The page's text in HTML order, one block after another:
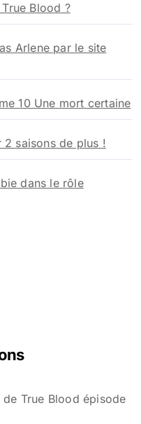
Blood ?
Arlene par le site
10 Une mort certaine
2 saisons de plus !
dans le rôle
True Blood épisode